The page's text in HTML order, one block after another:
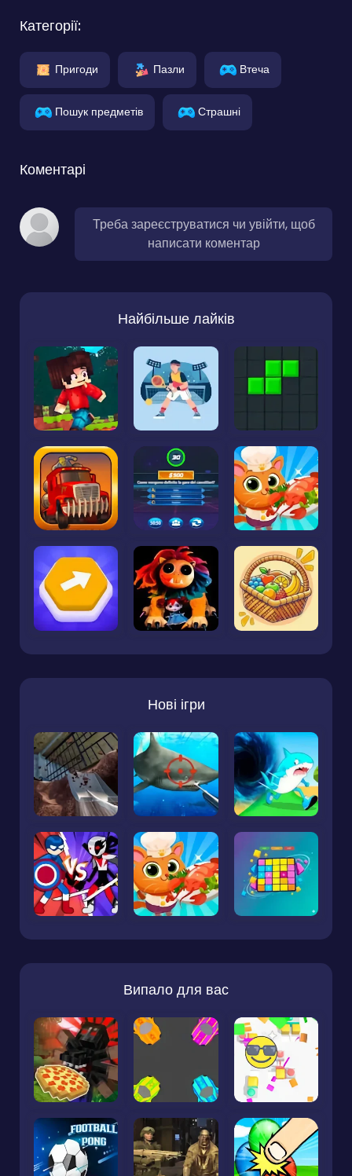
Категорії:
Пригоди Пазли Втеча
Пошук предметів Страшні
Коментарі
Треба зареєструватися чи увійти, щоб
написати коментар
Найбільше лайків
Нові ігри
Випало для вас